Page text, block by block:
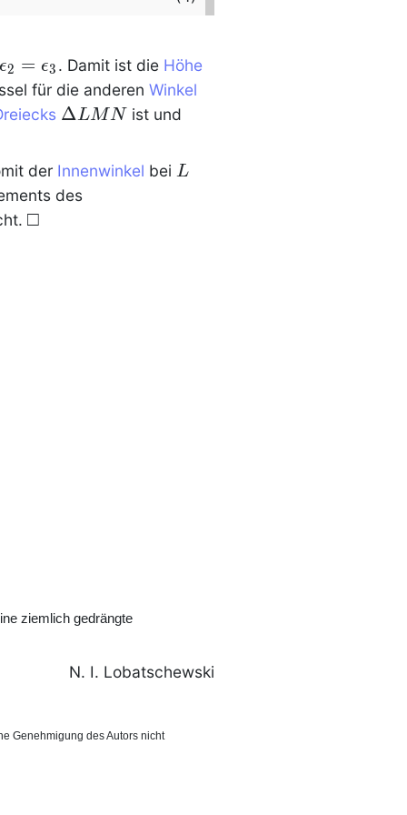
2 = ϵ3 . Damit ist die Höhe
für die anderen Winkel
\Delta
ΔLMN ist und
der Innenwinkel bei L
L2\beta=2\cdot
des
\qed
□
ziemlich gedrängte
N. I. Lobatschewski
Genehmigung des Autors nicht